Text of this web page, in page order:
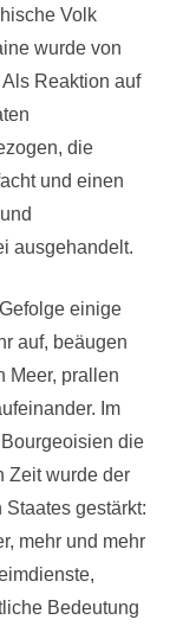
Volk
wurde von
Reaktion auf
die
und einen
ausgehandelt.
einige
auf, beäugen
Meer, prallen
Im
die
Zeit wurde der
gestärkt:
mehr und mehr
Bedeutung